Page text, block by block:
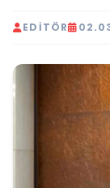
EDITÖR